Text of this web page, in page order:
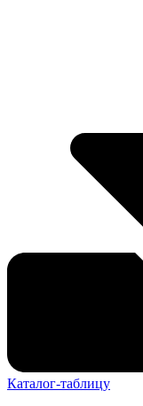
Каталог-таблицу